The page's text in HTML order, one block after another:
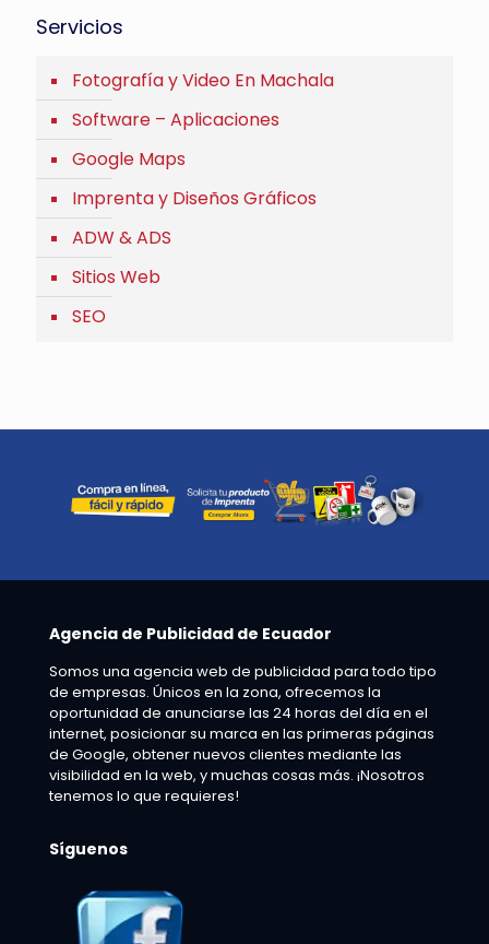
Servicios
Fotografía y Video En Machala
Software – Aplicaciones
Google Maps
Imprenta y Diseños Gráficos
ADW & ADS
Sitios Web
SEO
Agencia de Publicidad de Ecuador
Somos una agencia web de publicidad para todo tipo
de empresas. Únicos en la zona, ofrecemos la
oportunidad de anunciarse las 24 horas del día en el
internet, posicionar su marca en las primeras páginas
de Google, obtener nuevos clientes mediante las
visibilidad en la web, y muchas cosas más. ¡Nosotros
tenemos lo que requieres!
Síguenos